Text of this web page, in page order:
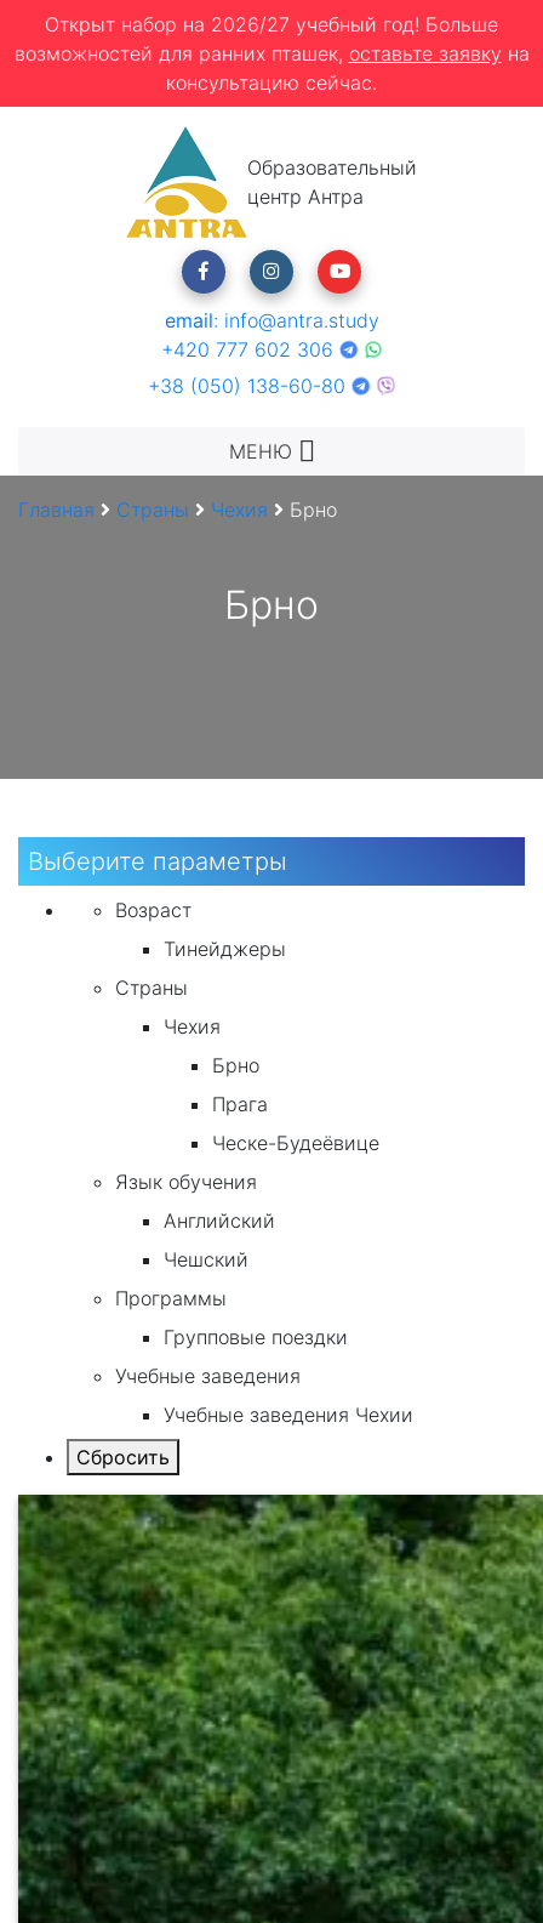
Открыт набор на 2026/27 учебный год! Больше
возможностей для ранних пташек, оставьте заявку на
консультацию сейчас.
Образовательный
центр Антра
email: info@antra.study
+420 777 602 306
+38 (050) 138-60-80
МЕНЮ
Главная Страны Чехия Брно
Брно
Выберите параметры
Возраст
Тинейджеры
Страны
Чехия
Брно
Прага
Ческе-Будеёвице
Язык обучения
Английский
Чешский
Программы
Групповые поездки
Учебные заведения
Учебные заведения Чехии